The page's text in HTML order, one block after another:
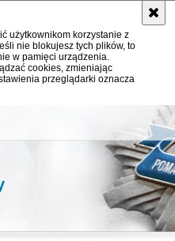
użytkownikom korzystanie z
nie blokujesz tych plików, to
w pamięci urządzenia.
cookies, zmieniając
przeglądarki oznacza